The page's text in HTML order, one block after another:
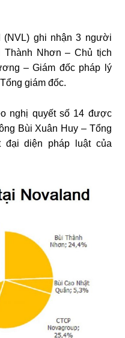
(NVL) ghi nhận 3 người
Nhơn – Chủ tịch
– Giám đốc pháp lý
giám đốc.
nghị quyết số 14 được
Bùi Xuân Huy – Tổng
diện pháp luật của